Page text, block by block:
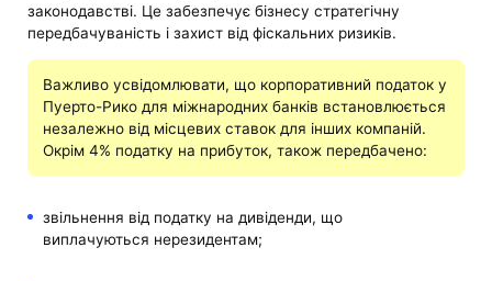
законодавстві. Це забезпечує бізнесу стратегічну
передбачуваність і захист від фіскальних ризиків.
Важливо усвідомлювати, що корпоративний податок у
Пуерто-Рико для міжнародних банків встановлюється
незалежно від місцевих ставок для інших компаній.
Окрім 4% податку на прибуток, також передбачено:
звільнення від податку на дивіденди, що
виплачуються нерезидентам;